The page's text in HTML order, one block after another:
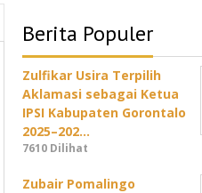
Berita Populer
Zulfikar Usira Terpilih
Aklamasi sebagai Ketua
IPSI Kabupaten Gorontalo
2025–202…
7610 Dilihat
Zubair Pomalingo